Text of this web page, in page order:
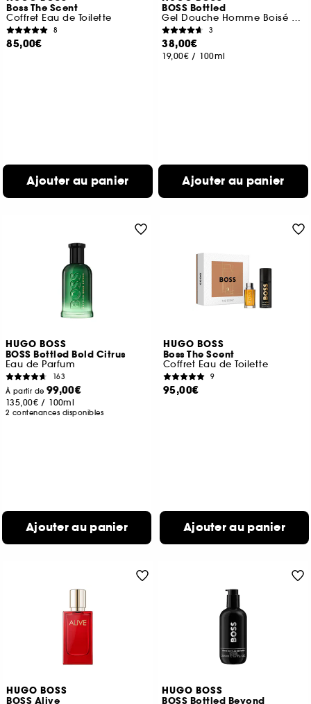
Boss The Scent
Coffret Eau de Toilette
8
85,00€
Ajouter au panier
BOSS Bottled
Gel Douche Homme Boisé et Oriental 200 ml
3
38,00€
19,00€ / 100ml
Ajouter au panier
HUGO BOSS
BOSS Bottled Bold Citrus
Eau de Parfum
163
À partir de 99,00€
135,00€ / 100ml
2 contenances disponibles
Ajouter au panier
HUGO BOSS
Boss The Scent
Coffret Eau de Toilette
9
95,00€
Ajouter au panier
HUGO BOSS
BOSS Alive
HUGO BOSS
BOSS Bottled Beyond